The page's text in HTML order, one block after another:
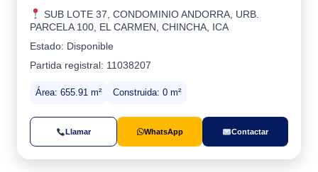
SUB LOTE 37, CONDOMINIO ANDORRA, URB.
PARCELA 100, EL CARMEN, CHINCHA, ICA
Estado: Disponible
Partida registral: 11038207
Área: 655.91 m² Construida: 0 m²
Llamar WhatsApp Contactar